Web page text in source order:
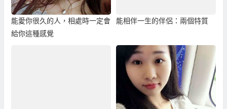
能愛你很久的人，相處時一定會
給你這種感覺
能相伴一生的伴侶：兩個特質